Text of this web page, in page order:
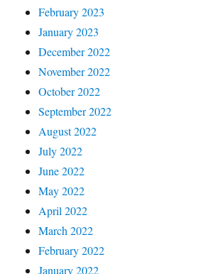
February 2023
January 2023
December 2022
November 2022
October 2022
September 2022
August 2022
July 2022
June 2022
May 2022
April 2022
March 2022
February 2022
January 2022